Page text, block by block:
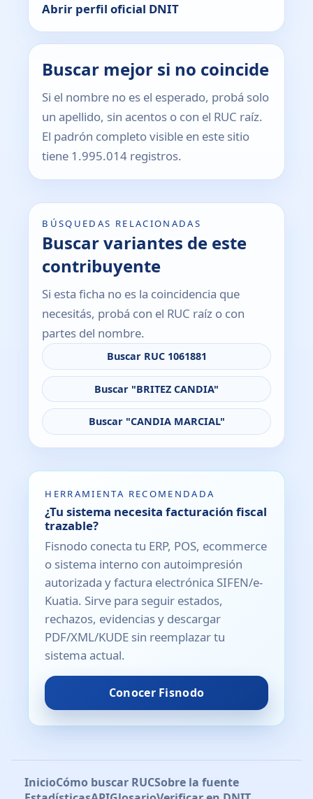
Abrir perfil oficial DNIT
Buscar mejor si no coincide
Si el nombre no es el esperado, probá solo
un apellido, sin acentos o con el RUC raíz.
El padrón completo visible en este sitio
tiene 1.995.014 registros.
BÚSQUEDAS RELACIONADAS
Buscar variantes de este
contribuyente
Si esta ficha no es la coincidencia que
necesitás, probá con el RUC raíz o con
partes del nombre.
Buscar RUC 1061881
Buscar "BRITEZ CANDIA"
Buscar "CANDIA MARCIAL"
HERRAMIENTA RECOMENDADA
¿Tu sistema necesita facturación fiscal
trazable?
Fisnodo conecta tu ERP, POS, ecommerce
o sistema interno con autoimpresión
autorizada y factura electrónica SIFEN/e-
Kuatia. Sirve para seguir estados,
rechazos, evidencias y descargar
PDF/XML/KUDE sin reemplazar tu
sistema actual.
Conocer Fisnodo
InicioCómo buscar RUCSobre la fuente